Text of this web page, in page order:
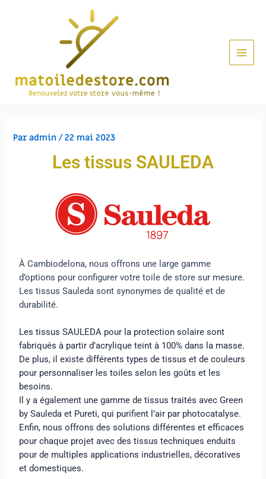
Paradmin/22 mai 2023
Les tissus SAULEDA
À Cambiodelona, nous offrons une large gamme
d’options pour configurer votre toile de store sur mesure.
Les tissus Sauleda sont synonymes de qualité et de
durabilité.
Les tissus SAULEDA pour la protection solaire sont
fabriqués à partir d’acrylique teint à 100% dans la masse.
De plus, il existe différents types de tissus et de couleurs
pour personnaliser les toiles selon les goûts et les
besoins.
Il y a également une gamme de tissus traités avec Green
by Sauleda et Pureti, qui purifient l’air par photocatalyse.
Enfin, nous offrons des solutions différentes et efficaces
pour chaque projet avec des tissus techniques enduits
pour de multiples applications industrielles, décoratives
et domestiques.